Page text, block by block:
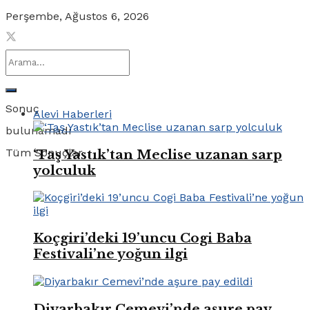
Perşembe, Ağustos 6, 2026
Sonuç
bulunamadı
Tüm Sonuçlar
Alevi Haberleri
‘Taş Yastık’tan Meclise uzanan sarp
yolculuk
Koçgiri’deki 19’uncu Cogi Baba
Festivali’ne yoğun ilgi